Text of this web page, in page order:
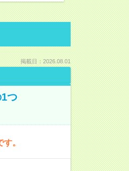
掲載日：2026.08.01
つ
。